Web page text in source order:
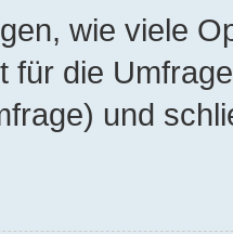
wie viele
für die
und